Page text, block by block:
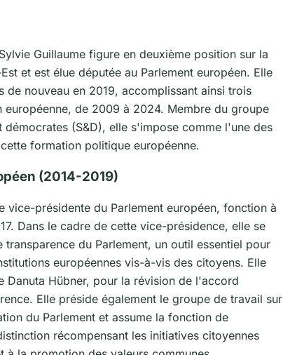
Guillaume figure en deuxième position sur la
et est élue députée au Parlement européen. Elle
de nouveau en 2019, accomplissant ainsi trois
de 2009 à 2024. Membre du groupe
(S&D), elle s'impose comme l'une des
formation politique européenne.
(2014-2019)
vice-présidente du Parlement européen, fonction à
Dans le cadre de cette vice-présidence, elle se
du Parlement, un outil essentiel pour
européennes vis-à-vis des citoyens. Elle
Hübner, pour la révision de l'accord
Elle préside également le groupe de travail sur
du Parlement et assume la fonction de
récompensant les initiatives citoyennes